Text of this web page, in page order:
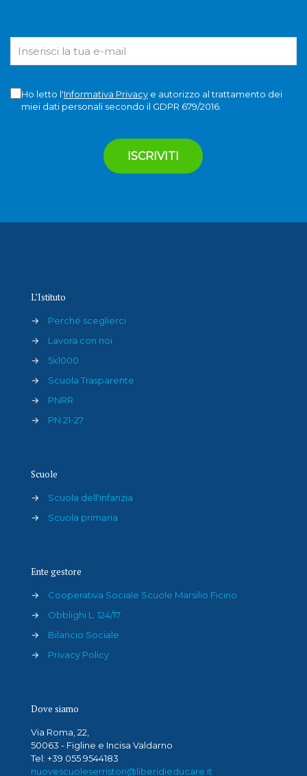
Ho letto l'Informativa Privacye autorizzo al trattamento dei
miei dati personali secondo il GDPR 679/2016.
L’Istituto
→
Perché sceglierci
→
Lavora con noi
→
5x1000
→
Scuola Trasparente
→
PNRR
→
PN 21-27
Scuole
→
Scuola dell'infanzia
→
Scuola primaria
Ente gestore
→
Cooperativa Sociale Scuole Marsilio Ficino
→
Obblighi L. 124/17
→
Bilancio Sociale
→
Privacy Policy
Dove siamo
Via Roma, 22,
50063 - Figline e Incisa Valdarno
Tel: +39 055 9544183
nuovescuoleserristori@liberidieducare.it